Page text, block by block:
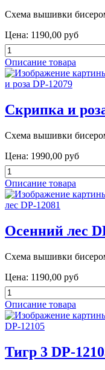
Схема вышивки
Цена: 1190,00 руб
Описание товара
Скрипка и
Схема вышивки
Цена: 1990,00 руб
Описание товара
Осенний лес
Схема вышивки
Цена: 1190,00 руб
Описание товара
Тигр 3 DP-